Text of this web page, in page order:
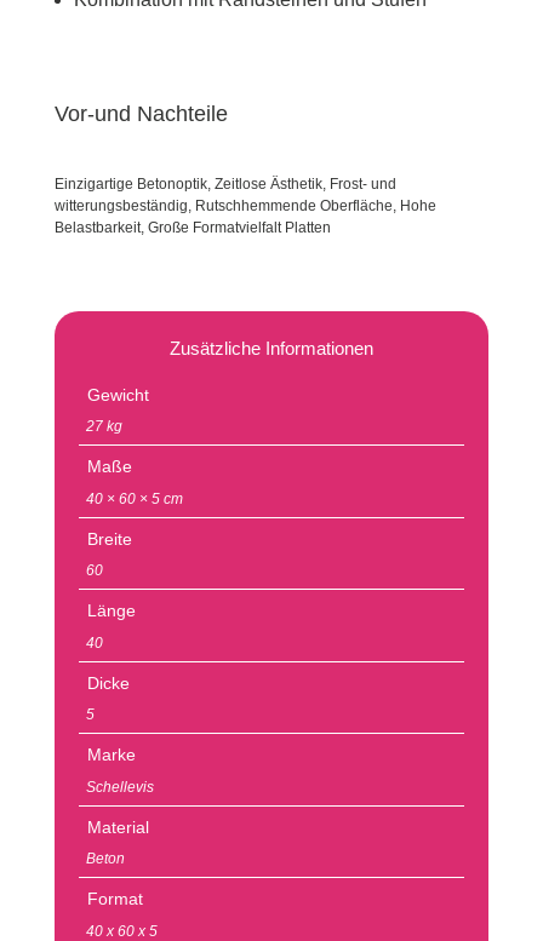
Vor-und Nachteile
Einzigartige Betonoptik, Zeitlose Ästhetik, Frost- und
witterungsbeständig, Rutschhemmende Oberfläche, Hohe
Belastbarkeit, Große Formatvielfalt Platten
Zusätzliche Informationen
Gewicht
27 kg
Maße
40 × 60 × 5 cm
Breite
60
Länge
40
Dicke
5
Marke
Schellevis
Material
Beton
Format
40 x 60 x 5